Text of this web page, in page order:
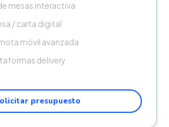
mesas interactiva
/ carta digital
móvil avanzada
delivery
presupuesto